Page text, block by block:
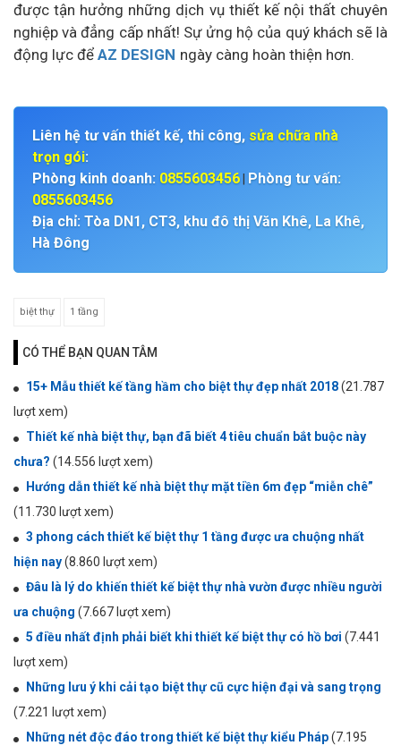
được tận hưởng những dịch vụ thiết kế nội thất chuyên
nghiệp và đẳng cấp nhất! Sự ửng hộ của quý khách sẽ là
động lực đểAZ DESIGN ngày càng hoàn thiện hơn.
Liên hệ tư vấn thiết kế, thi công, sửa chữa nhà
trọn gói:
Phòng kinh doanh: 0855603456
Phòng tư vấn:
0855603456
Địa chỉ: Tòa DN1, CT3, khu đô thị Văn Khê, La Khê,
Hà Đông
biệt thự 1 tầng
CÓ THỂ BẠN QUAN TÂM
15+ Mẫu thiết kế tầng hầm cho biệt thự đẹp nhất 2018(21.787
lượt xem)
Thiết kế nhà biệt thự, bạn đã biết 4 tiêu chuẩn bắt buộc này
chưa? (14.556 lượt xem)
Hướng dẫn thiết kế nhà biệt thự mặt tiền 6m đẹp “miễn chê”
(11.730 lượt xem)
3 phong cách thiết kế biệt thự 1 tầng được ưa chuộng nhất
hiện nay(8.860 lượt xem)
Đâu là lý do khiến thiết kế biệt thự nhà vườn được nhiều người
ưa chuộng (7.667 lượt xem)
5 điều nhất định phải biết khi thiết kế biệt thự có hồ bơi (7.441
lượt xem)
Những lưu ý khi cải tạo biệt thự cũ cực hiện đại và sang trọng
(7.221 lượt xem)
Những nét độc đáo trong thiết kế biệt thự kiểu Pháp(7.195